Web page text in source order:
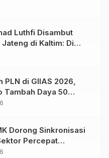
Luthfi Disambut
Jateng di Kaltim: Di
Di Situ Langit
PLN di GIIAS 2026,
Tambah Daya 50
Dorong Sinkronisasi
Percepat